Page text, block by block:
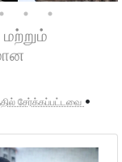
சேர்க்கப்பட்டவை •